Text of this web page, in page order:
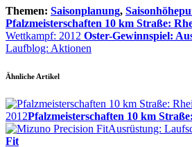
Themen: Saisonplanung,
Pfalzmeisterschaften 10 km Straße:
Wettkampf: 2012 Oster-Gewinnspiel:
Laufblog: Aktionen
Ähnliche Artikel
2012Pfalzmeisterschaften 10 km
Ausrüstung:
Fit